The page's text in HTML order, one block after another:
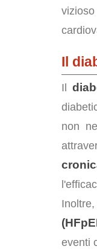
Il
Il
non
eventi